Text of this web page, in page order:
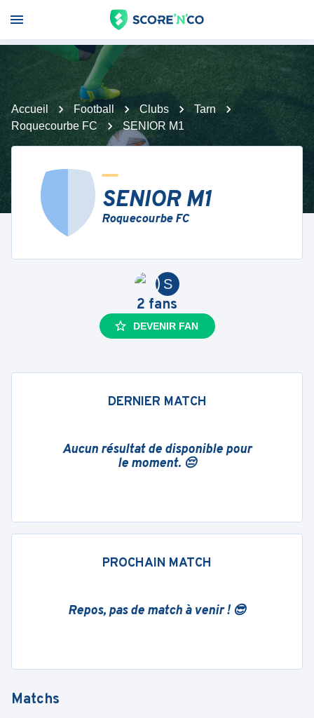
Accueil Football Clubs
Tarn
Roquecourbe FC
SENIOR M1
SENIOR M1
Roquecourbe FC
S
2 fans
DEVENIR FAN
DERNIER MATCH
Aucun résultat de disponible pour
le moment. 😔
PROCHAIN MATCH
Repos, pas de match à venir ! 😎
Matchs